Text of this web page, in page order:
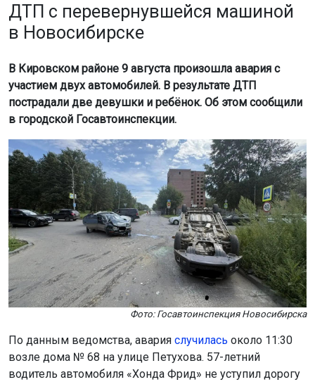
ДТП с перевернувшейся машиной
в Новосибирске
В Кировском районе 9 августа произошла авария с
участием двух автомобилей. В результате ДТП
пострадали две девушки и ребёнок. Об этом сообщили
в городской Госавтоинспекции.
Фото: Госавтоинспекция Новосибирска
По данным ведомства, авария случилась около 11:30
возле дома № 68 на улице Петухова. 57-летний
водитель автомобиля «Хонда Фрид» не уступил дорогу